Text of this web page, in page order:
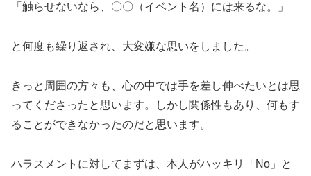
「触らせないなら、〇〇（イベント名）には来るな。」
と何度も繰り返され、大変嫌な思いをしました。
きっと周囲の方々も、心の中では手を差し伸べたいとは思
ってくださったと思います。しかし関係性もあり、何もす
ることができなかったのだと思います。
ハラスメントに対してまずは、本人がハッキリ「No」と